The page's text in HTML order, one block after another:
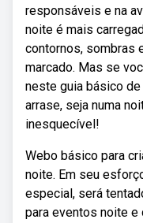
responsáveis e na
noite é mais
contornos, sombras
marcado. Mas se
neste guia básico
arrase, seja numa
inesquecível!
Webo básico para
noite. Em seu
especial, será
para eventos noite e